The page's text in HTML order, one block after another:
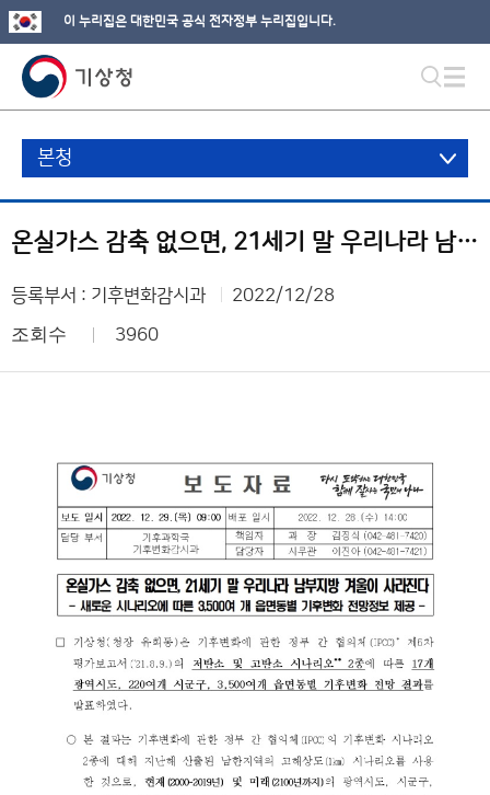
이 누리집은 대한민국 공식 전자정부 누리집입니다.
본청
온실가스 감축 없으면, 21세기 말 우리나라 남부지방 겨울이 사라진다
등록부서 : 기후변화감시과 2022/12/28
조회수 3960